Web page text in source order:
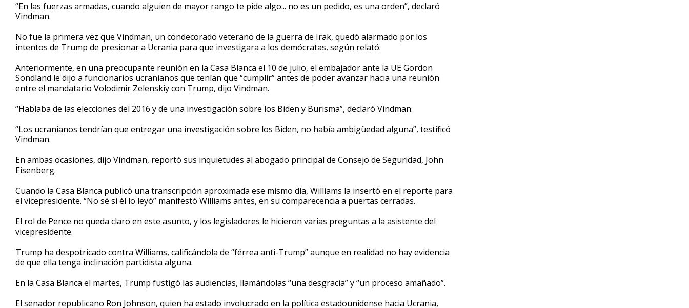
“En las fuerzas armadas, cuando alguien de mayor rango te pide algo... no es un pedido, es una orden”, declaró
Vindman.
No fue la primera vez que Vindman, un condecorado veterano de la guerra de Irak, quedó alarmado por los
intentos de Trump de presionar a Ucrania para que investigara a los demócratas, según relató.
Anteriormente, en una preocupante reunión en la Casa Blanca el 10 de julio, el embajador ante la UE Gordon
Sondland le dijo a funcionarios ucranianos que tenían que “cumplir” antes de poder avanzar hacia una reunión
entre el mandatario Volodimir Zelenskiy con Trump, dijo Vindman.
“Hablaba de las elecciones del 2016 y de una investigación sobre los Biden y Burisma”, declaró Vindman.
“Los ucranianos tendrían que entregar una investigación sobre los Biden, no había ambigüedad alguna”, testificó
Vindman.
En ambas ocasiones, dijo Vindman, reportó sus inquietudes al abogado principal de Consejo de Seguridad, John
Eisenberg.
Cuando la Casa Blanca publicó una transcripción aproximada ese mismo día, Williams la insertó en el reporte para
el vicepresidente. “No sé si él lo leyó” manifestó Williams antes, en su comparecencia a puertas cerradas.
El rol de Pence no queda claro en este asunto, y los legisladores le hicieron varias preguntas a la asistente del
vicepresidente.
Trump ha despotricado contra Williams, calificándola de “férrea anti-Trump” aunque en realidad no hay evidencia
de que ella tenga inclinación partidista alguna.
En la Casa Blanca el martes, Trump fustigó las audiencias, llamándolas “una desgracia” y “un proceso amañado”.
El senador republicano Ron Johnson, quien ha estado involucrado en la política estadounidense hacia Ucrania,